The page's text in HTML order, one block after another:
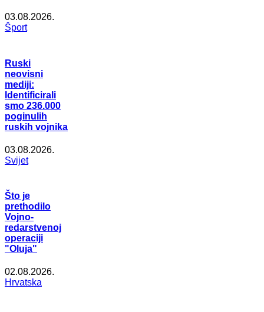
03.08.2026.
Šport
Ruski
neovisni
mediji:
Identificirali
smo 236.000
poginulih
ruskih vojnika
03.08.2026.
Svijet
Što je
prethodilo
Vojno-
redarstvenoj
operaciji
"Oluja"
02.08.2026.
Hrvatska